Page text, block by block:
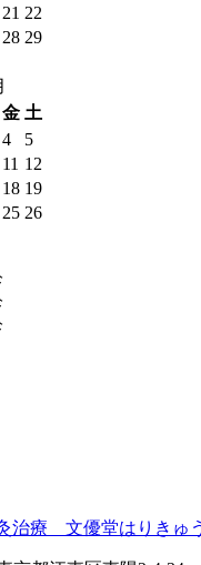
21 22
28 29
金 土
4
5
11 12
18 19
25 26